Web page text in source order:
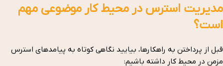
مدیریت استرس در محیط کار موضوعی مهم
است؟
قبل از پرداختن به راهکارها، بیایید نگاهی کوتاه به پیامدهای استرس
مزمن در محیط کار داشته باشیم: